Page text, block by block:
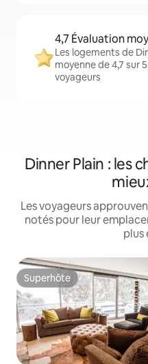
4,7 Évaluation
Les logements de
moyenne de 4,7 sur
voyageurs
Dinner Plain : les
Les voyageurs
notés pour leur
plus
Superhôte
Superhôte